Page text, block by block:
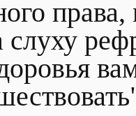
права,
слуху